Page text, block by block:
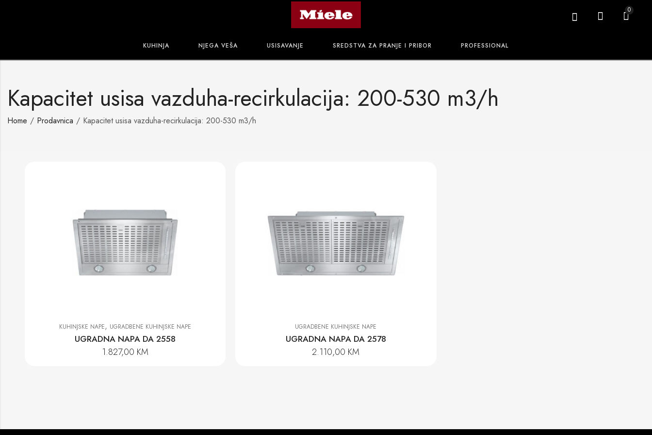
0
KUHINJA NJEGA VEŠA USISAVANJE SREDSTVA ZA PRANJE I PRIBOR PROFESSIONAL
Kapacitet usisa vazduha-recirkulacija: 200-530 m3/h
Home Prodavnica Kapacitet usisa vazduha-recirkulacija: 200-530 m3/h
KUHINJSKE NAPE, UGRADBENE KUHINJSKE NAPE
UGRADNA NAPA DA 2558
1.827,00 KM
UGRADBENE KUHINJSKE NAPE
UGRADNA NAPA DA 2578
2.110,00 KM